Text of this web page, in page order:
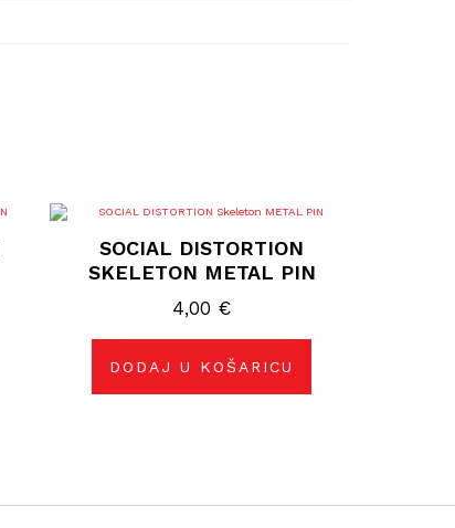
SOCIAL DISTORTION
SKELETON METAL PIN
4,00 €
DODAJ U KOŠARICU